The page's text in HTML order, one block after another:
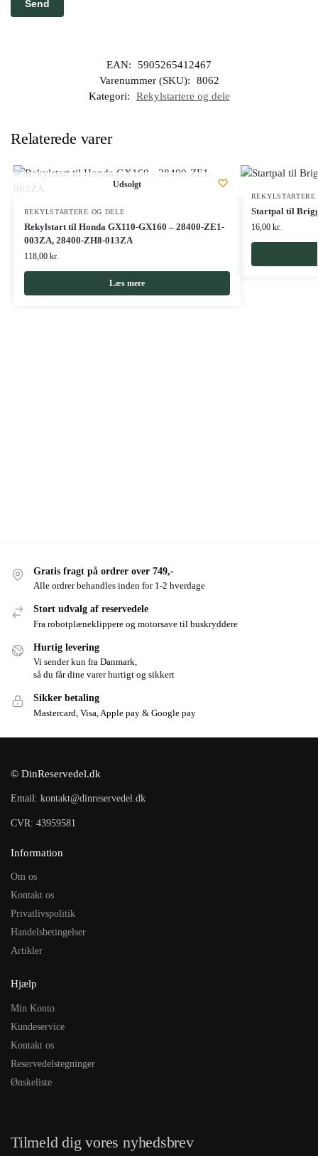
EAN:
5905265412467
Varenummer (SKU):
8062
Kategori:
Rekylstartere og dele
Relaterede varer
Udsolgt
REKYLSTARTERE OG DELE
Rekylstart til Honda GX110-GX160 – 28400-ZE1-
003ZA, 28400-ZH8-013ZA
118,00 kr.
Læs mere
REKYLSTARTERE
Startpal til
16,00 kr.
Gratis fragt på ordrer over 749,-
Alle ordrer behandles inden for 1-2 hverdage
Stort udvalg af reservedele
Fra robotplæneklippere og motorsave til buskryddere
Hurtig levering
Vi sender kun fra Danmark,
så du får dine varer hurtigt og sikkert
Sikker betaling
Mastercard, Visa, Apple pay & Google pay
© DinReservedel.dk
Email: kontakt@dinreservedel.dk
CVR: 43959581
Information
Om os
Kontakt os
Privatlivspolitik
Handelsbetingelser
Artikler
Hjælp
Min Konto
Kundeservice
Kontakt os
Reservedelstegninger
Ønskeliste
Tilmeld dig vores nyhedsbrev